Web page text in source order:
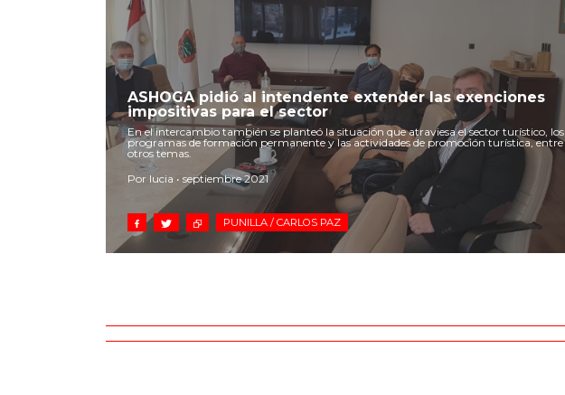
ASHOGA pidió al intendente extender las exenciones
impositivas para el sector
En el intercambio también se planteó la situación que atraviesa el sector turístico, los
programas de formación permanente y las actividades de promoción turística, entre
otros temas.
Por lucia • septiembre 2021
PUNILLA / CARLOS PAZ